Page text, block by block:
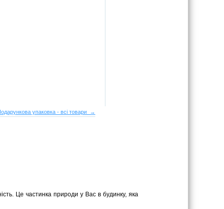
упаковка - всі товари →
Це частинка природи у Вас в будинку, яка